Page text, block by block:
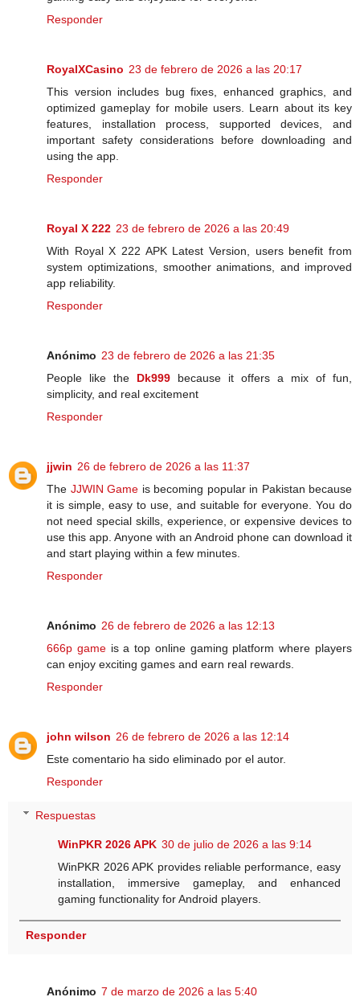
Responder
RoyalXCasino 23 de febrero de 2026 a las 20:17
This version includes bug fixes, enhanced graphics, and
optimized gameplay for mobile users. Learn about its key
features, installation process, supported devices, and
important safety considerations before downloading and
using the app.
Responder
Royal X 222 23 de febrero de 2026 a las 20:49
With Royal X 222 APK Latest Version, users benefit from
system optimizations, smoother animations, and improved
app reliability.
Responder
Anónimo 23 de febrero de 2026 a las 21:35
People like the Dk999 because it offers a mix of fun,
simplicity, and real excitement
Responder
jjwin 26 de febrero de 2026 a las 11:37
The JJWIN Game is becoming popular in Pakistan because
it is simple, easy to use, and suitable for everyone. You do
not need special skills, experience, or expensive devices to
use this app. Anyone with an Android phone can download it
and start playing within a few minutes.
Responder
Anónimo 26 de febrero de 2026 a las 12:13
666p gameis a top online gaming platform where players
can enjoy exciting games and earn real rewards.
Responder
john wilson 26 de febrero de 2026 a las 12:14
Este comentario ha sido eliminado por el autor.
Responder
Respuestas
WinPKR 2026 APK 30 de julio de 2026 a las 9:14
WinPKR 2026 APK provides reliable performance, easy
installation, immersive gameplay, and enhanced
gaming functionality for Android players.
Responder
Anónimo 7 de marzo de 2026 a las 5:40